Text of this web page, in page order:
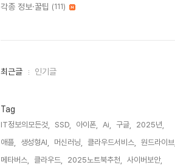
각종 정보·꿀팁 (111)
최
인
글
최근글 인기글
Tag
IT정보의모든것, SSD, 아이폰, Ai, 구글,
2025년,
애플,
생성형AI, 머신러닝, 클라우드서비스,
원드라이브,
메타버스,
클라우드, 2025노트북추천,
사이버보안,